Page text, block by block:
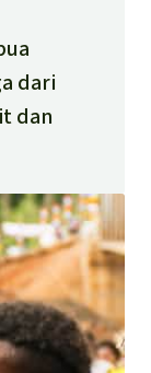
dari
dan